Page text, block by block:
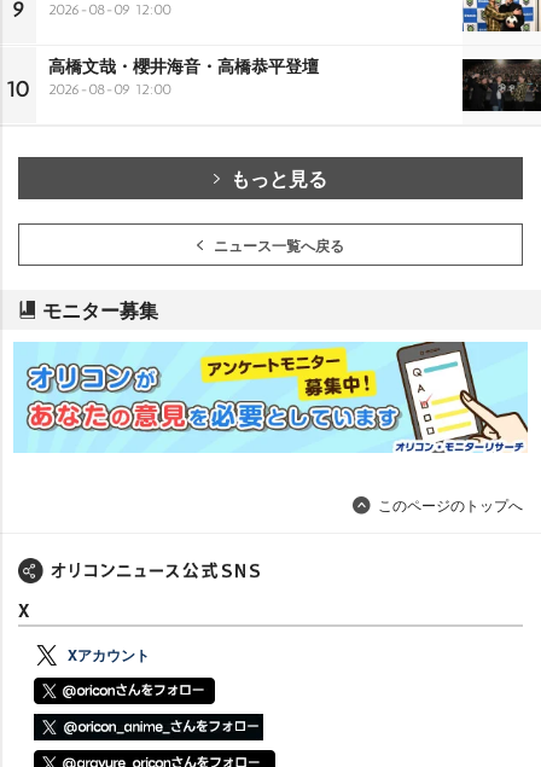
9 2026-08-09 12:00
10
高橋文哉・櫻井海音・高橋恭平登壇
2026-08-09 12:00
もっと見る
ニュース一覧へ戻る
モニター募集
このページのトップへ
X
Xアカウント